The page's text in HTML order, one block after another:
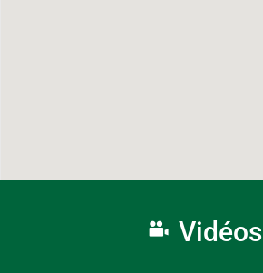
Vidéos